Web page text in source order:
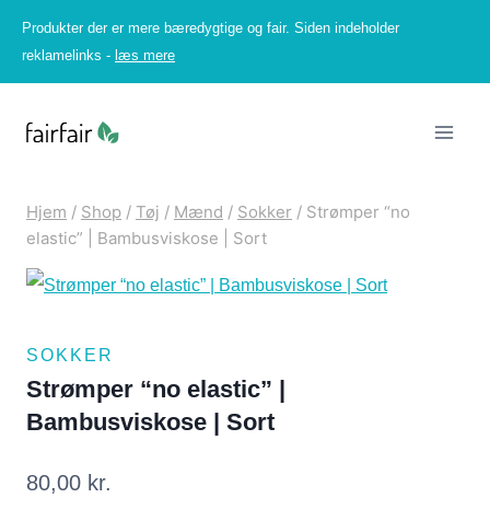
indhold
Produkter der er mere bæredygtige og fair. Siden indeholder
reklamelinks - læs mere
Hjem / Shop / Tøj / Mænd / Sokker / Strømper “no
elastic” | Bambusviskose | Sort
SOKKER
Strømper “no elastic” |
Bambusviskose | Sort
80,00 kr.